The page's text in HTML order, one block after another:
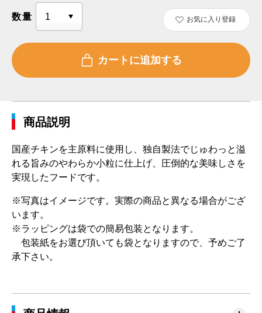
数量 お気に入り登録
商品説明
国産チキンを主原料に使用し、独自製法でじゅわっと溢
れる旨みのやわらか小粒に仕上げ、圧倒的な美味しさを
実現したフードです。
※写真はイメージです。実際の商品と異なる場合がござ
います。
※ラッピングは袋での簡易包装となります。
包装紙をお選び頂いても袋となりますので、予めご了
承下さい。